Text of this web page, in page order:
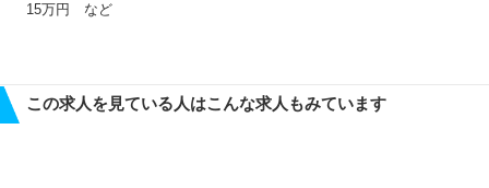
15万円 など
この求人を見ている人はこんな求人もみています